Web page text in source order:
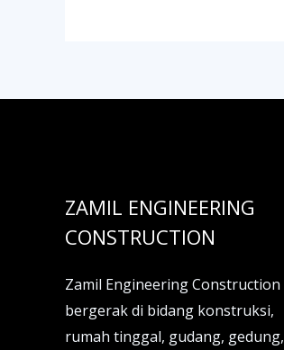
ZAMIL ENGINEERING
CONSTRUCTION
Zamil Engineering Construction
bergerak di bidang konstruksi,
rumah tinggal, gudang, gedung,